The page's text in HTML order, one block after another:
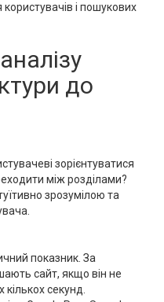
користувачів і пошукових
до
зорієнтуватися
між розділами?
зрозумілою та
показник. За
сайт, якщо він не
секунд.